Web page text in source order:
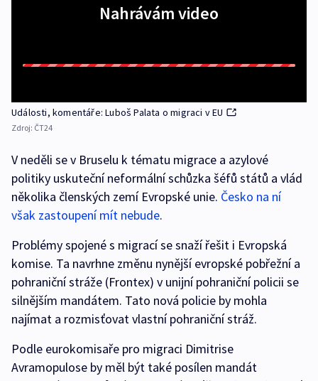
Nahrávám video
Události, komentáře: Luboš Palata o migraci v EU
Zdroj: ČT24
V neděli se v Bruselu k tématu migrace a azylové
politiky uskuteční neformální schůzka šéfů států a vlád
několika členských zemí Evropské unie. Česko na ní
však zastoupení mít nebude.
Problémy spojené s migrací se snaží řešit i Evropská
komise. Ta navrhne změnu nynější evropské pobřežní a
pohraniční stráže (Frontex) v unijní pohraniční policii se
silnějším mandátem. Tato nová policie by mohla
najímat a rozmisťovat vlastní pohraniční stráž.
Podle eurokomisaře pro migraci Dimitrise
Avramopulose by měl být také posílen mandát